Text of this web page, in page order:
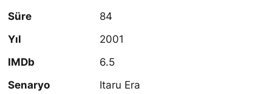
Süre
84
Yıl
2001
IMDb
6.5
Senaryo
Itaru Era